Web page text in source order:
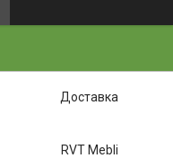
Доставка
RVT Mebli